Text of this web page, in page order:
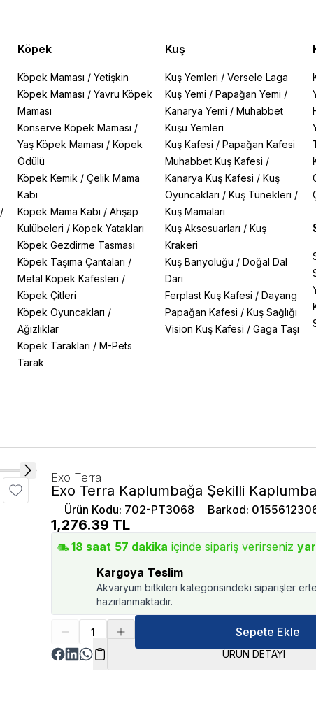
/
Köpek
Köpek Maması /Yetişkin
Köpek Maması /Yavru Köpek
Maması
Konserve Köpek Maması /
Yaş Köpek Maması /Köpek
Ödülü
Köpek Kemik /Çelik Mama
Kabı
Köpek Mama Kabı /Ahşap
Kulübeleri /Köpek Yatakları
Köpek Gezdirme Tasması
Köpek Taşıma Çantaları /
Metal Köpek Kafesleri /
Köpek Çitleri
Köpek Oyuncakları /
Ağızlıklar
Köpek Tarakları /M-Pets
Tarak
Kuş
Kuş Yemleri / Versele Laga
Kuş Yemi / Papağan Yemi /
Kanarya Yemi / Muhabbet
Kuşu Yemleri
Kuş Kafesi / Papağan Kafesi
Muhabbet Kuş Kafesi /
Kanarya Kuş Kafesi / Kuş
Oyuncakları / Kuş Tünekleri /
Kuş Mamaları
Kuş Aksesuarları / Kuş
Krakeri
Kuş Banyoluğu / Doğal Dal
Darı
Ferplast Kuş Kafesi / Dayang
Papağan Kafesi / Kuş Sağlığı
Vision Kuş Kafesi / Gaga Taşı
Exo Terra
Exo Terra Kaplumbağa Şekilli
Ürün Kodu: 702-PT3068 Barkod:
1,276.39 TL
18 saat 57 dakika içinde sipariş verirseniz
Kargoya Teslim
Akvaryum bitkileri kategorisindeki siparişler
hazırlanmaktadır.
Sepete Ekle
ÜRÜN DETAYI